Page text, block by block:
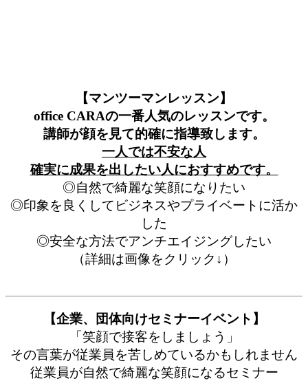
【マンツーマンレッスン】
office CARAの一番人気のレッスンです。
講師が顔を見て的確に指導致します。
一人では不安な人
確実に成果を出したい人におすすめです。
◎自然で綺麗な笑顔になりたい
◎印象を良くしてビジネスやプライベートに活か
した
◎安全な方法でアンチエイジングしたい
（詳細は画像をクリック↓）
【企業、団体向けセミナーイベント】
「笑顔で接客をしましょう」
その言葉が従業員を苦しめているかもしれません
従業員が自然で綺麗な笑顔になるセミナー